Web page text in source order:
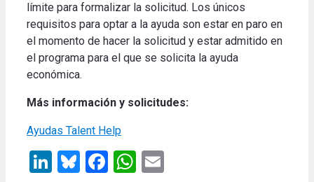
límite para formalizar la solicitud. Los únicos
requisitos para optar a la ayuda son estar en paro en
el momento de hacer la solicitud y estar admitido en
el programa para el que se solicita la ayuda
económica.
Más información y solicitudes:
Ayudas Talent Help
LinkedIn
Bluesky
Facebook
WhatsApp